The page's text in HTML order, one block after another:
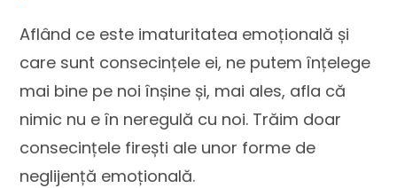
Aflând ce este imaturitatea emoțională și
care sunt consecințele ei, ne putem înțelege
mai bine pe noi înșine și, mai ales, afla că
nimic nu e în neregulă cu noi. Trăim doar
consecințele firești ale unor forme de
neglijență emoțională.